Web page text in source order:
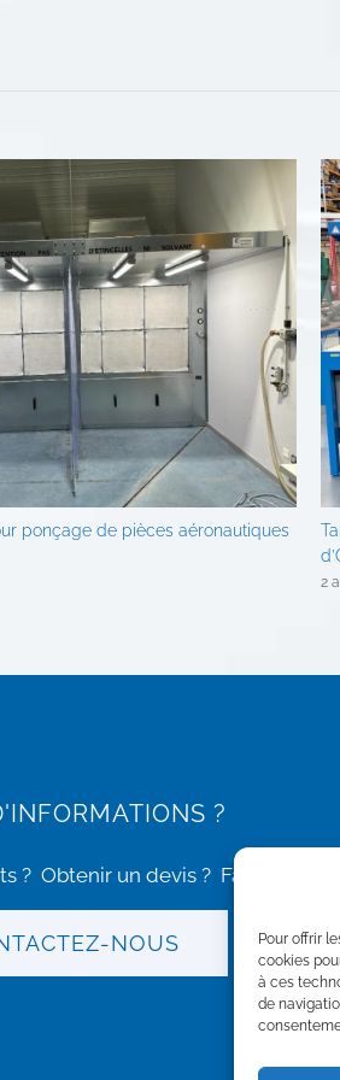
Pour offrir
cookies
à ces
de
ponçage de pièces aéronautiques
2
?
? Obtenir un devis ? Faire un
NOUS